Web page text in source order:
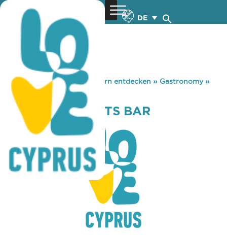
DE
You are here: Home »Zypern entdecken » Gastronomy»
LEFTEROS SPORTS BAR
LEFTEROS SPORTS BAR